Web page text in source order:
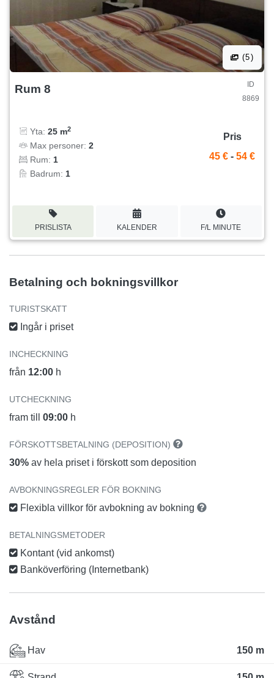
(5)
Rum 8
ID
8869
Yta: 25 m2
Max personer: 2
Rum: 1
Badrum: 1
Pris
45 € - 54 €
PRISLISTA KALENDER F/L MINUTE
Betalning och bokningsvillkor
TURISTSKATT
Ingår i priset
INCHECKNING
från 12:00 h
UTCHECKNING
fram till 09:00 h
FÖRSKOTTSBETALNING (DEPOSITION)
30% av hela priset i förskott som deposition
AVBOKNINGSREGLER FÖR BOKNING
Flexibla villkor för avbokning av bokning
BETALNINGSMETODER
Kontant (vid ankomst)
Banköverföring (Internetbank)
Avstånd
Hav 150 m